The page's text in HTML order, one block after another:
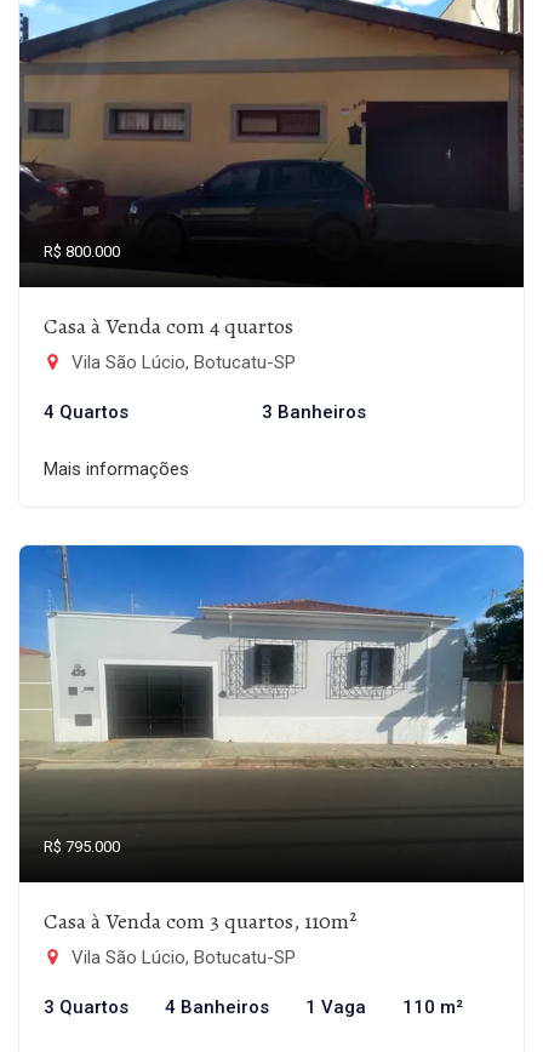
R$ 800.000
Casa à Venda com 4 quartos
Vila São Lúcio, Botucatu-SP
4 Quartos 3 Banheiros
Mais informações
R$ 795.000
Casa à Venda com 3 quartos, 110m²
Vila São Lúcio, Botucatu-SP
3 Quartos 4 Banheiros 1 Vaga 110 m²